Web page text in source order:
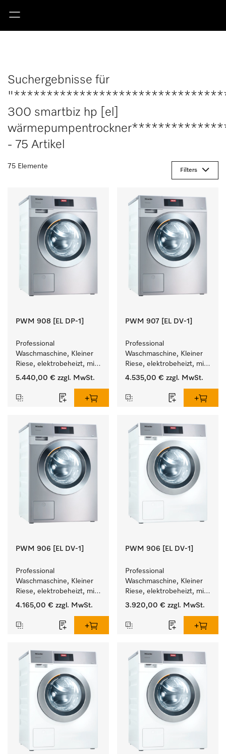
Suchergebnisse für
300 smartbiz hp [el]
- 75 Artikel
75 Elemente
Filters
PWM 908 [EL DP-1]
Professional
Waschmaschine, Kleiner
Riese, elektrobeheizt, mit
Ablaufpumpe und
Programmen.
Leistung 8 kg  in 49 min .
5.440,00 € zzgl. MwSt.
PWM 907 [EL DV-1]
Professional
Waschmaschine, Kleiner
Riese, elektrobeheizt, mit
Ablaufventil und
Programmen.
Leistung 7 kg  in 49 min .
4.535,00 € zzgl. MwSt.
PWM 906 [EL DV-1]
Professional
Waschmaschine, Kleiner
Riese, elektrobeheizt, mit
Ablaufventil und
Programmen.
Leistung 6 kg  in 49 min .
4.165,00 € zzgl. MwSt.
PWM 906 [EL DV-1]
Professional
Waschmaschine, Kleiner
Riese, elektrobeheizt, mit
Ablaufventil und
Programmen.
Leistung 6 kg  in 49 min .
3.920,00 € zzgl. MwSt.